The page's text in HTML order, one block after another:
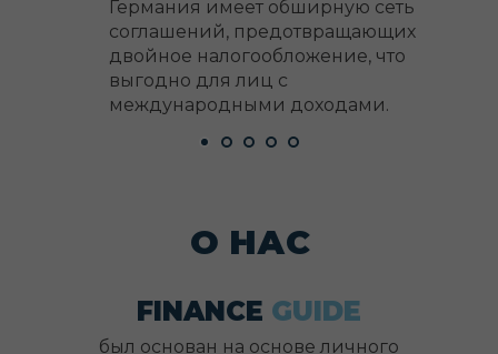
Германия имеет обширную сеть
соглашений, предотвращающих
двойное налогообложение, что
выгодно для лиц с
международными доходами.
О НАС
был основан на основе личного
FINANCE GUIDE